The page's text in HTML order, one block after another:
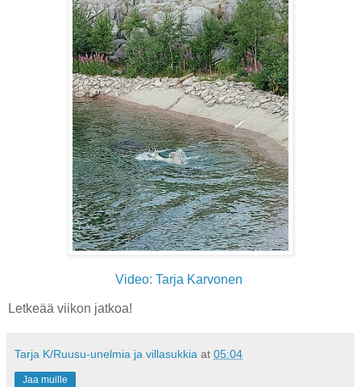
Video: Tarja Karvonen
Letkeää viikon jatkoa!
Tarja K/Ruusu-unelmia ja villasukkia at 05:04
Jaa muille